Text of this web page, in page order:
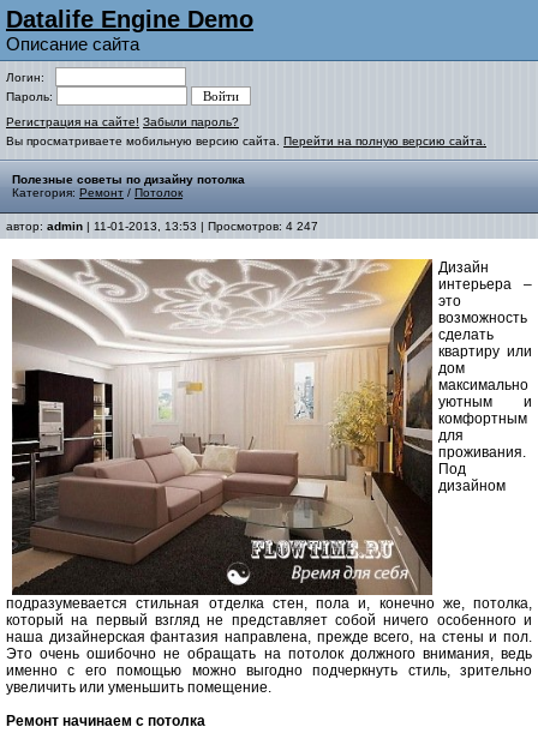
Datalife Engine Demo
Описание сайта
Логин:
Пароль:
Регистрация на сайте! Забыли пароль?
Вы просматриваете мобильную версию сайта. Перейти на полную версию сайта.
Полезные советы по дизайну потолка
Категория: Ремонт / Потолок
автор: admin | 11-01-2013, 13:53 | Просмотров: 4 247
Дизайн
интерьера –
это
возможность
сделать
квартиру или
дом
максимально
уютным и
комфортным
для
проживания.
Под
дизайном
подразумевается стильная отделка стен, пола и, конечно же, потолка,
который на первый взгляд не представляет собой ничего особенного и
наша дизайнерская фантазия направлена, прежде всего, на стены и пол.
Это очень ошибочно не обращать на потолок должного внимания, ведь
именно с его помощью можно выгодно подчеркнуть стиль, зрительно
увеличить или уменьшить помещение.
Ремонт начинаем с потолка